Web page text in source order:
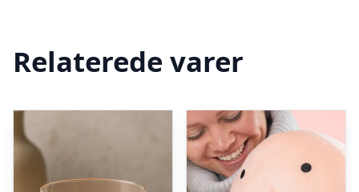
Relaterede varer